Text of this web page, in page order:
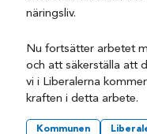
näringsliv.
Nu fortsätter arbetet
och att säkerställa att
vi i Liberalerna
kraften i detta arbete.
Kommunen